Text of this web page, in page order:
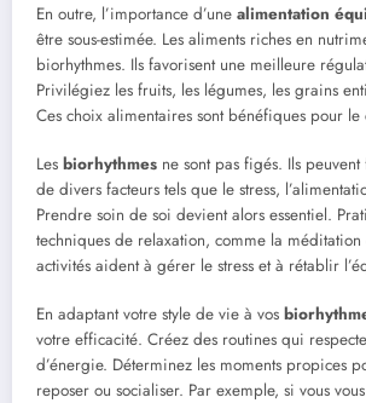
En outre, l’importance d’une alimentation
être sous-estimée. Les aliments riches en
biorhythmes. Ils favorisent une meilleure
Privilégiez les fruits, les légumes, les grains
Ces choix alimentaires sont bénéfiques pour le
Les biorhythmes ne sont pas figés. Ils
de divers facteurs tels que le stress,
Prendre soin de soi devient alors essentiel.
techniques de relaxation, comme la
activités aident à gérer le stress et à rétablir
En adaptant votre style de vie à vos
votre efficacité. Créez des routines qui
d’énergie. Déterminez les moments propices
reposer ou socialiser. Par exemple, si vous